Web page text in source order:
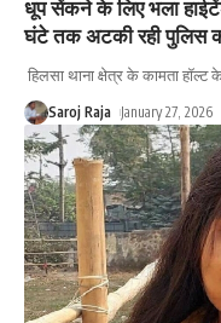
धूप सेंकने के लिए भला
घंटे तक अटकी रही पुलिस
हिलसा थाना क्षेत्र के कामता
Saroj Raja January 27, 2026